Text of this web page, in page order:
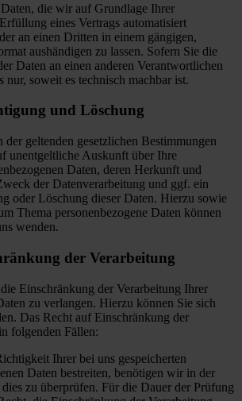
die wir auf Grundlage Ihrer
eines Vertrags automatisiert
an einen Dritten in einem gängigen,
aushändigen zu lassen. Sofern Sie die
Daten an einen anderen Verantwortlichen
nur, soweit es technisch machbar ist.
und Löschung
der geltenden gesetzlichen Bestimmungen
unentgeltliche Auskunft über Ihre
Daten, deren Herkunft und
der Datenverarbeitung und ggf. ein
oder Löschung dieser Daten. Hierzu sowie
Thema personenbezogene Daten können
wenden.
der Verarbeitung
Einschränkung der Verarbeitung Ihrer
zu verlangen. Hierzu können Sie sich
Das Recht auf Einschränkung der
folgenden Fällen:
Ihrer bei uns gespeicherten
Daten bestreiten, benötigen wir in der
zu überprüfen. Für die Dauer der Prüfung